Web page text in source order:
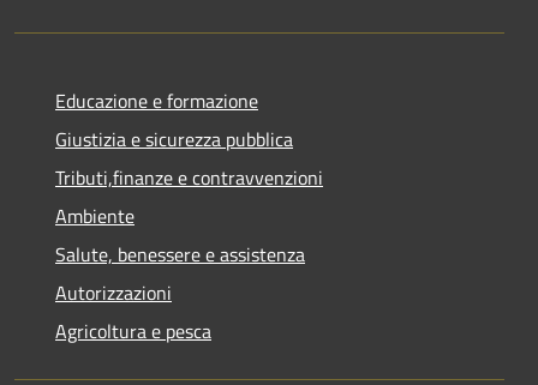
Educazione e formazione
Giustizia e sicurezza pubblica
Tributi,finanze e contravvenzioni
Ambiente
Salute, benessere e assistenza
Autorizzazioni
Agricoltura e pesca